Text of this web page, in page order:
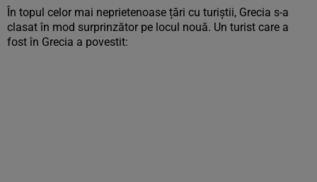
În topul celor mai neprietenoase țări cu turiștii, Grecia s-a
clasat în mod surprinzător pe locul nouă. Un turist care a
fost în Grecia a povestit: